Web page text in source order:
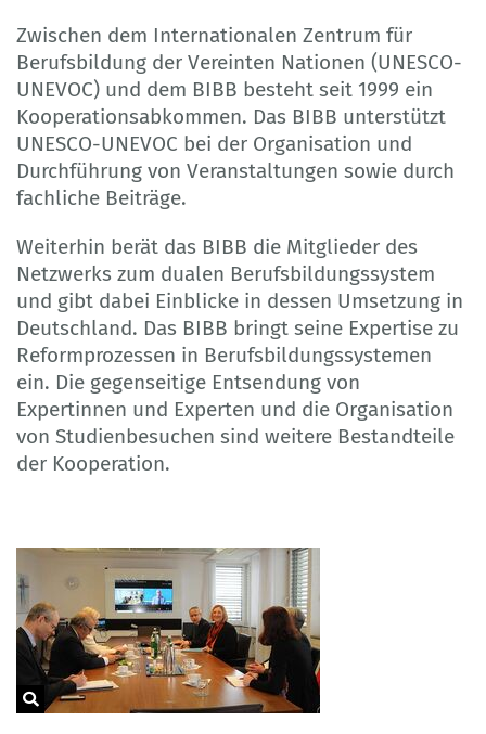
Zwischen dem Internationalen Zentrum für
Berufsbildung der Vereinten Nationen (UNESCO-
UNEVOC) und dem BIBB besteht seit 1999 ein
Kooperationsabkommen. Das BIBB unterstützt
UNESCO-UNEVOC bei der Organisation und
Durchführung von Veranstaltungen sowie durch
fachliche Beiträge.
Weiterhin berät das BIBB die Mitglieder des
Netzwerks zum dualen Berufsbildungssystem
und gibt dabei Einblicke in dessen Umsetzung in
Deutschland. Das BIBB bringt seine Expertise zu
Reformprozessen in Berufsbildungssystemen
ein. Die gegenseitige Entsendung von
Expertinnen und Experten und die Organisation
von Studienbesuchen sind weitere Bestandteile
der Kooperation.